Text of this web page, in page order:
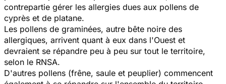
contrepartie gérer les allergies dues aux pollens de
cyprès et de platane.
Les pollens de graminées, autre bête noire des
allergiques, arrivent quant à eux dans l'Ouest et
devraient se répandre peu à peu sur tout le territoire,
selon le RNSA.
D'autres pollens (frêne, saule et peuplier) commencent